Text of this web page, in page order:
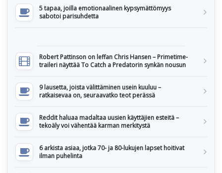
5 tapaa, joilla emotionaalinen kypsymättömyys
sabotoi parisuhdetta
Robert Pattinson on leffan Chris Hansen – Primetime-
traileri näyttää To Catch a Predatorin synkän nousun
9 lausetta, joista välittäminen usein kuuluu –
ratkaisevaa on, seuraavatko teot perässä
Reddit haluaa madaltaa uusien käyttäjien esteitä –
tekoäly voi vähentää karman merkitystä
6 arkista asiaa, jotka 70- ja 80-lukujen lapset hoitivat
ilman puhelinta